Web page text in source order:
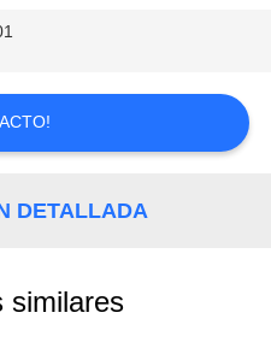
DETALLADA
similares